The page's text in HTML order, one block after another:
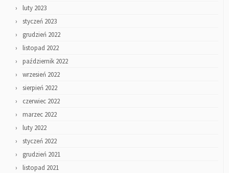
luty 2023
styczeń 2023
grudzień 2022
listopad 2022
październik 2022
wrzesień 2022
sierpień 2022
czerwiec 2022
marzec 2022
luty 2022
styczeń 2022
grudzień 2021
listopad 2021